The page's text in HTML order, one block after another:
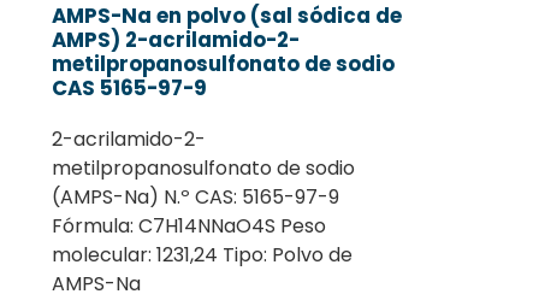
AMPS-Na en polvo (sal sódica de
AMPS) 2-acrilamido-2-
metilpropanosulfonato de sodio
CAS 5165-97-9
2-acrilamido-2-
metilpropanosulfonato de sodio
(AMPS-Na) N.º CAS: 5165-97-9
Fórmula: C7H14NNaO4S Peso
molecular: 1231,24 Tipo: Polvo de
AMPS-Na